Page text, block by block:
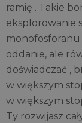
ramię . Takie
eksplorowanie
oddanie, ale
doświadczać ,
w większym
w większym
Ty rozwijasz